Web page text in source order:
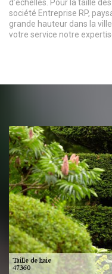
d’échelles. Pour la taille
société Entreprise RP,
grande hauteur dans la
votre service notre